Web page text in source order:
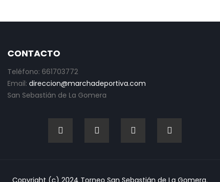
CONTACTO
Teléfono: 661703772
Email: direccion@marchadeportiva.com
San Sebastián de La Gomera
Copyright (c) 2024 Torneo San Sebastián de La Gomera.